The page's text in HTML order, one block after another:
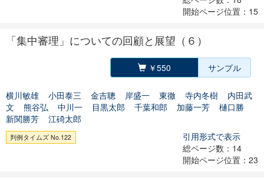
開始ページ位置：15
「集中審理」についての回顧と展望（６）
￥550 サンプル
横川敏雄 小田泰三 金吉聰 岸盛一 東徹 寺内冬樹
内田武
文
熊谷弘 中川一 目黒太郎 千葉和郎 加藤一芳
樋口勝
新関勝芳
江碕太郎
判例タイムズ No.122
引用形式で表示
総ページ数：14
開始ページ位置：23